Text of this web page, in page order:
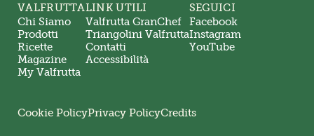
VALFRUTTA
Chi Siamo
Prodotti
Ricette
Magazine
My Valfrutta
LINK UTILI
Valfrutta GranChef
Triangolini Valfrutta
Contatti
Accessibilità
SEGUICI
Facebook
Instagram
YouTube
Cookie PolicyPrivacy PolicyCredits